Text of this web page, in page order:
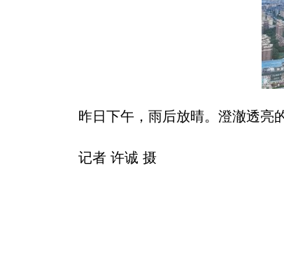
昨日下午，雨后放晴。澄澈透亮的
记者 许诚 摄